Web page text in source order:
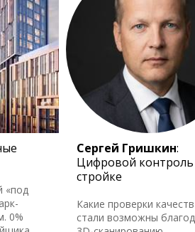
«под
0%
Сергей Гришкин:
Цифровой
стройке
Какие проверки
стали возможны